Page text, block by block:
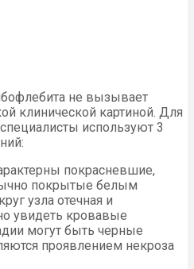
не вызывает
клинической картиной. Для
используют 3
покрасневшие,
покрытые белым
узла отечная и
увидеть кровавые
могут быть черные
проявлением некроза